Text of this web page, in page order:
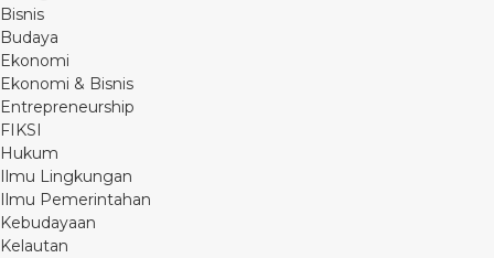
Bisnis
Budaya
Ekonomi
Ekonomi & Bisnis
Entrepreneurship
FIKSI
Hukum
Ilmu Lingkungan
Ilmu Pemerintahan
Kebudayaan
Kelautan